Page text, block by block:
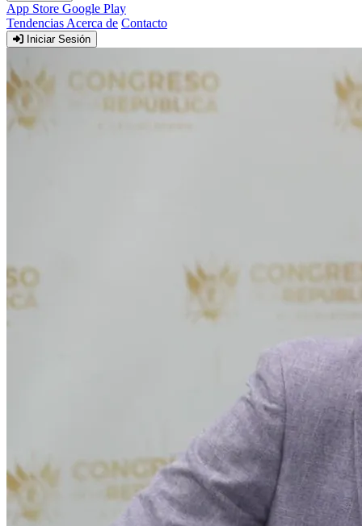
App Store Google Play
Tendencias Acerca de Contacto
Iniciar Sesión